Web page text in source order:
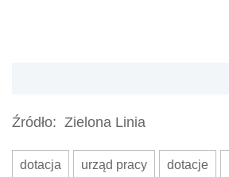
Źródło: Zielona Linia
dotacja urząd pracy dotacje